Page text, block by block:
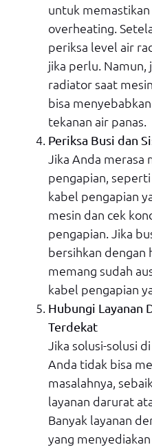
untuk
overheating.
periksa level air
jika perlu.
radiator saat
bisa
tekanan air panas.
Periksa Busi dan
Jika Anda merasa
pengapian,
kabel pengapian
mesin dan cek
pengapian. Jika
bersihkan dengan
memang sudah
kabel pengapian
Hubungi Layanan
Terdekat
Jika solusi-solusi
Anda tidak bisa
masalahnya,
layanan darurat
Banyak layanan
yang